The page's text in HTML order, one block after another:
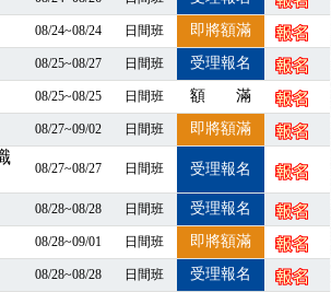
課及測驗時間將另行通知
確性！
課及測驗時間將另行通知
困難！快來祐昕學院官網看看吧！
」及「潛水作業主管」安全衛生教育訓練之結
08/24~08/24 日間班 即將額滿
08/25~08/27 日間班 受理報名
08/25~08/25 日間班 額 滿
08/27~09/02 日間班 即將額滿
08/27~08/27 日間班 受理報名
08/28~08/28 日間班 受理報名
08/28~09/01 日間班 即將額滿
08/28~08/28 日間班 受理報名